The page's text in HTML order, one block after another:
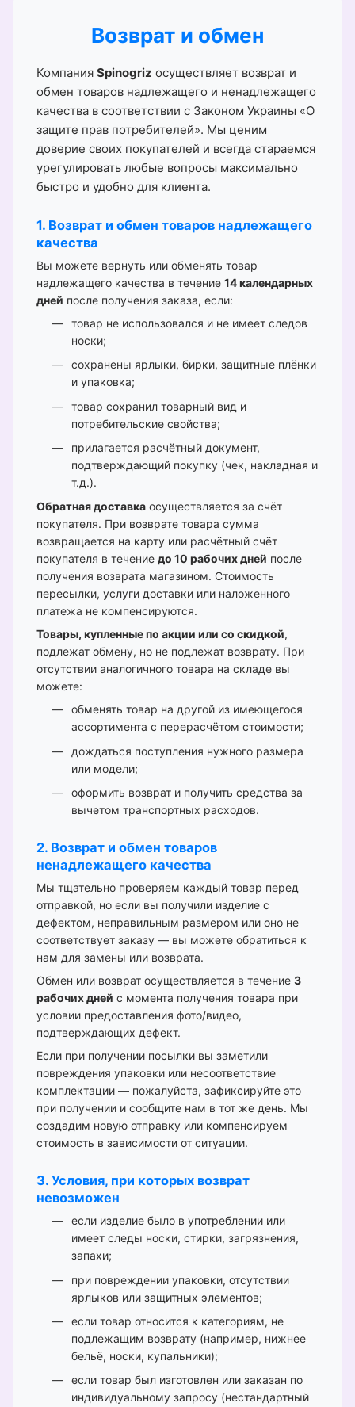
Возврат и обмен
Компания Spinogriz осуществляет возврат и
обмен товаров надлежащего и ненадлежащего
качества в соответствии с Законом Украины «О
защите прав потребителей». Мы ценим
доверие своих покупателей и всегда стараемся
урегулировать любые вопросы максимально
быстро и удобно для клиента.
1. Возврат и обмен товаров надлежащего
качества
Вы можете вернуть или обменять товар
надлежащего качества в течение 14 календарных
дней после получения заказа, если:
товар не использовался и не имеет следов
носки;
сохранены ярлыки, бирки, защитные плёнки
и упаковка;
товар сохранил товарный вид и
потребительские свойства;
прилагается расчётный документ,
подтверждающий покупку (чек, накладная и
т.д.).
Обратная доставка осуществляется за счёт
покупателя. При возврате товара сумма
возвращается на карту или расчётный счёт
покупателя в течение до 10 рабочих дней после
получения возврата магазином. Стоимость
пересылки, услуги доставки или наложенного
платежа не компенсируются.
Товары, купленные по акции или со скидкой,
подлежат обмену, но не подлежат возврату. При
отсутствии аналогичного товара на складе вы
можете:
обменять товар на другой из имеющегося
ассортимента с перерасчётом стоимости;
дождаться поступления нужного размера
или модели;
оформить возврат и получить средства за
вычетом транспортных расходов.
2. Возврат и обмен товаров
ненадлежащего качества
Мы тщательно проверяем каждый товар перед
отправкой, но если вы получили изделие с
дефектом, неправильным размером или оно не
соответствует заказу — вы можете обратиться к
нам для замены или возврата.
Обмен или возврат осуществляется в течение 3
рабочих дней с момента получения товара при
условии предоставления фото/видео,
подтверждающих дефект.
Если при получении посылки вы заметили
повреждения упаковки или несоответствие
комплектации — пожалуйста, зафиксируйте это
при получении и сообщите нам в тот же день. Мы
создадим новую отправку или компенсируем
стоимость в зависимости от ситуации.
3. Условия, при которых возврат
невозможен
если изделие было в употреблении или
имеет следы носки, стирки, загрязнения,
запахи;
при повреждении упаковки, отсутствии
ярлыков или защитных элементов;
если товар относится к категориям, не
подлежащим возврату (например, нижнее
бельё, носки, купальники);
если товар был изготовлен или заказан по
индивидуальному запросу (нестандартный